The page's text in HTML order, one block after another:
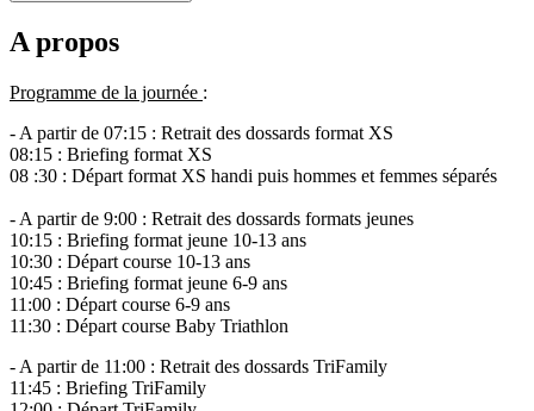
A propos
Programme de la journée :
- A partir de 07:15 : Retrait des dossards format XS
08:15 : Briefing format XS
08 :30 : Départ format XS handi puis hommes et femmes séparés
- A partir de 9:00 : Retrait des dossards formats jeunes
10:15 : Briefing format jeune 10-13 ans
10:30 : Départ course 10-13 ans
10:45 : Briefing format jeune 6-9 ans
11:00 : Départ course 6-9 ans
11:30 : Départ course Baby Triathlon
- A partir de 11:00 : Retrait des dossards TriFamily
11:45 : Briefing TriFamily